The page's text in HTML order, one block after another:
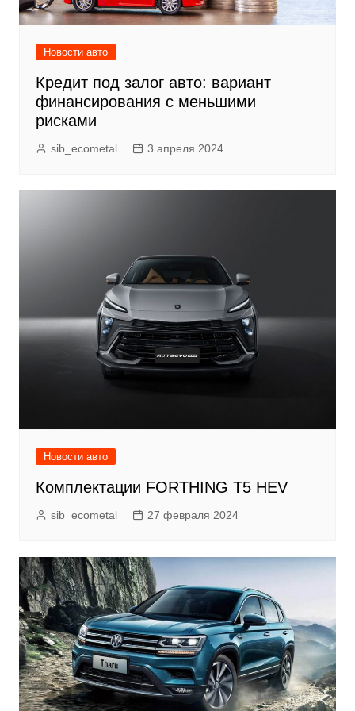
Новости авто
Кредит под залог авто: вариант
финансирования с меньшими
рисками
sib_ecometal 3 апреля 2024
Новости авто
Комплектации FORTHING T5 HEV
sib_ecometal 27 февраля 2024